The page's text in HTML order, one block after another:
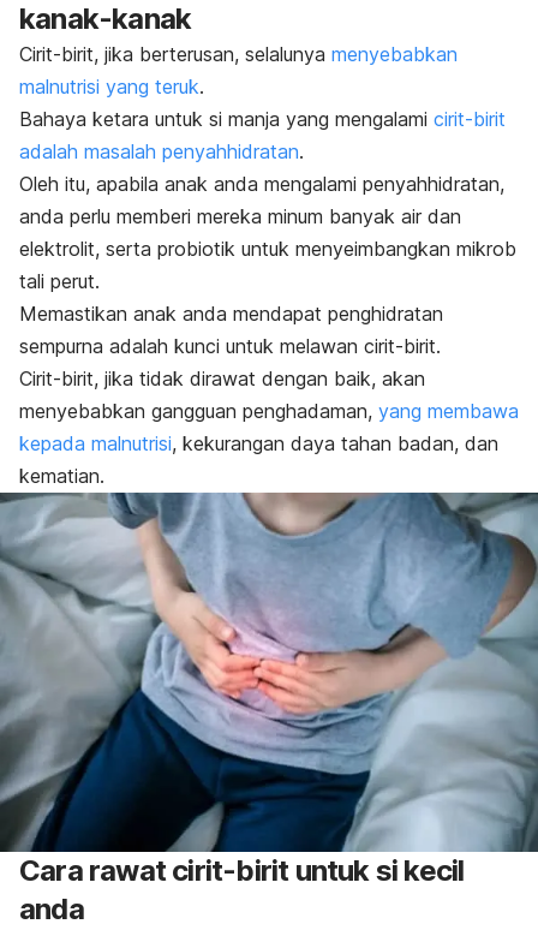
kanak-kanak
Cirit-birit, jika berterusan, selalunya menyebabkan
malnutrisi yang teruk.
Bahaya ketara untuk si manja yang mengalami cirit-birit
adalah masalah penyahhidratan.
Oleh itu, apabila anak anda mengalami penyahhidratan,
anda perlu memberi mereka minum banyak air dan
elektrolit, serta probiotik untuk menyeimbangkan mikrob
tali perut.
Memastikan anak anda mendapat penghidratan
sempurna adalah kunci untuk melawan cirit-birit.
Cirit-birit, jika tidak dirawat dengan baik, akan
menyebabkan gangguan penghadaman, yang membawa
kepada malnutrisi, kekurangan daya tahan badan, dan
kematian.
Cara rawat cirit-birit untuk si kecil
anda